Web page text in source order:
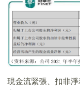
現金流緊張、扣非